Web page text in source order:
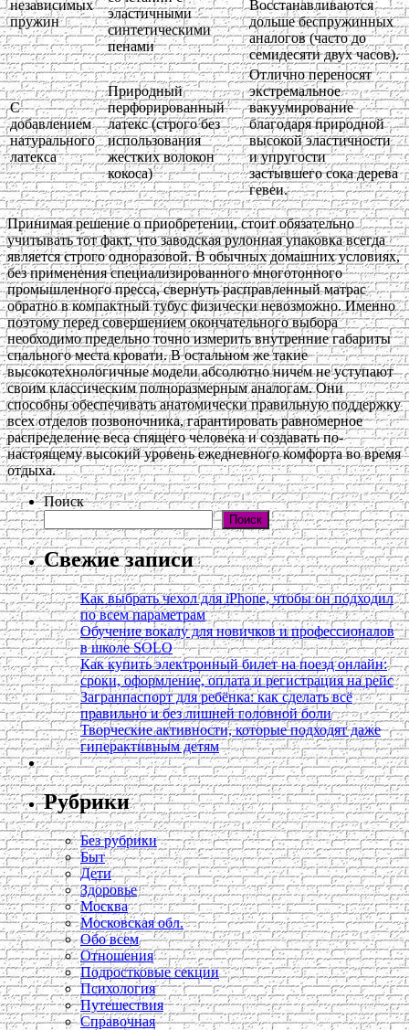
независимых
пружин
эластичными
синтетическими
пенами
Восстанавливаются
дольше беспружинных
аналогов (часто до
семидесяти двух часов).
С
добавлением
натурального
латекса
Природный
перфорированный
латекс (строго без
использования
жестких волокон
кокоса)
Отлично переносят
экстремальное
вакуумирование
благодаря природной
высокой эластичности
и упругости
застывшего сока дерева
гевеи.
Принимая решение о приобретении, стоит обязательно
учитывать тот факт, что заводская рулонная упаковка всегда
является строго одноразовой. В обычных домашних условиях,
без применения специализированного многотонного
промышленного пресса, свернуть расправленный матрас
обратно в компактный тубус физически невозможно. Именно
поэтому перед совершением окончательного выбора
необходимо предельно точно измерить внутренние габариты
спального места кровати. В остальном же такие
высокотехнологичные модели абсолютно ничем не уступают
своим классическим полноразмерным аналогам. Они
способны обеспечивать анатомически правильную поддержку
всех отделов позвоночника, гарантировать равномерное
распределение веса спящего человека и создавать по-
настоящему высокий уровень ежедневного комфорта во время
отдыха.
Поиск
Поиск
Свежие записи
Как выбрать чехол для iPhone, чтобы он подходил
по всем параметрам
Обучение вокалу для новичков и профессионалов
в школе SOLO
Как купить электронный билет на поезд онлайн:
сроки, оформление, оплата и регистрация на рейс
Загранпаспорт для ребёнка: как сделать всё
правильно и без лишней головной боли
Творческие активности, которые подходят даже
гиперактивным детям
Рубрики
Без рубрики
Быт
Дети
Здоровье
Москва
Московская обл.
Обо всем
Отношения
Подростковые секции
Психология
Путешествия
Справочная